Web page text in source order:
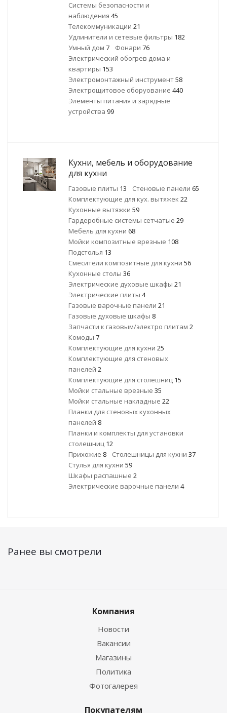
Системы безопасности и
наблюдения 45
Телекоммуникации 21
Удлинители и сетевые фильтры 182
Умный дом 7 Фонари 76
Электрический обогрев дома и
квартиры 153
Электромонтажный инструмент58
Электрощитовое оборуование 440
Элементы питания и зарядные
устройства 99
Кухни, мебель и оборудование
для кухни
Газовые плиты 13 Стеновые панели 65
Комплектующие для кух. вытяжек 22
Кухонные вытяжки 59
Гардеробные системы сетчатые 29
Мебель для кухни 68
Мойки композитные врезные 108
Подстолья 13
Смесители композитные для кухни 56
Кухонные столы 36
Электрические духовые шкафы 21
Электрические плиты 4
Газовые варочные панели 21
Газовые духовые шкафы 8
Запчасти к газовым/электро плитам 2
Комоды 7
Комплектующие для кухни 25
Комплектующие для стеновых
панелей 2
Комплектующие для столешниц 15
Мойки стальные врезные 35
Мойки стальные накладные 22
Планки для стеновых кухонных
панелей 8
Планки и комплекты для установки
столешниц 12
Прихожие 8 Столешницы для кухни 37
Стулья для кухни 59
Шкафы распашные 2
Электрические варочные панели 4
Ранее вы смотрели
Компания
Новости
Вакансии
Магазины
Политика
Фотогалерея
Покупателям